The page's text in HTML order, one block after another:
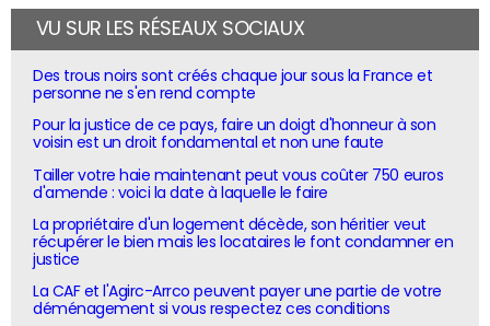
VU SUR LES RÉSEAUX SOCIAUX
Des trous noirs sont créés chaque jour sous la France et
personne ne s'en rend compte
Pour la justice de ce pays, faire un doigt d'honneur à son
voisin est un droit fondamental et non une faute
Tailler votre haie maintenant peut vous coûter 750 euros
d'amende : voici la date à laquelle le faire
La propriétaire d'un logement décède, son héritier veut
récupérer le bien mais les locataires le font condamner en
justice
La CAF et l'Agirc-Arrco peuvent payer une partie de votre
déménagement si vous respectez ces conditions